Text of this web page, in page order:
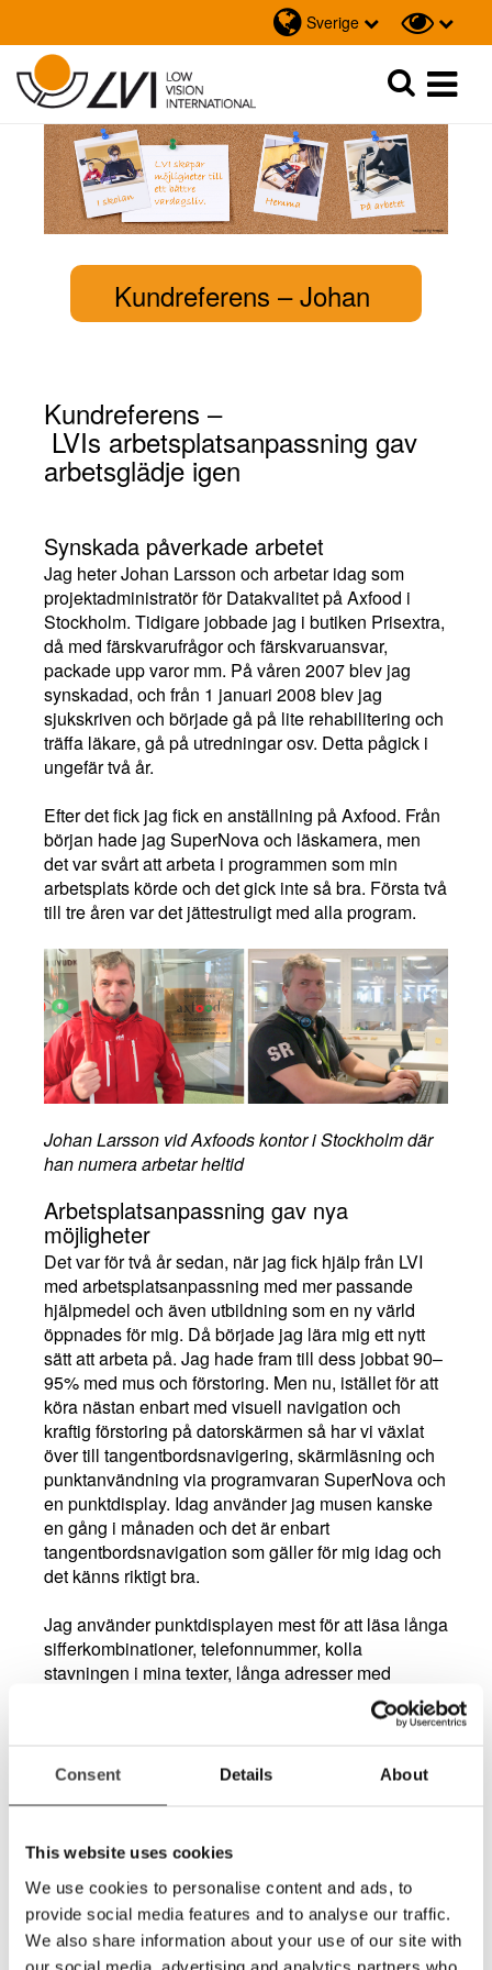
Consent Details About
This website uses cookies
We use cookies to personalise content and ads, to
provide social media features and to analyse our traffic.
We also share information about your use of our site with
our social media, advertising and analytics partners who
Sverige
Sök
Kundreferens – Johan
Kundreferens –
LVIs arbetsplatsanpassning gav
arbetsglädje igen
Synskada påverkade arbetet
Jag heter Johan Larsson och arbetar idag som
projektadministratör för Datakvalitet på Axfood i
Stockholm. Tidigare jobbade jag i butiken Prisextra,
då med färskvarufrågor och färskvaruansvar,
packade upp varor mm. På våren 2007 blev jag
synskadad, och från 1 januari 2008 blev jag
sjukskriven och började gå på lite rehabilitering och
träffa läkare, gå på utredningar osv. Detta pågick i
ungefär två år.
Efter det fick jag fick en anställning på Axfood. Från
början hade jag SuperNova och läskamera, men
det var svårt att arbeta i programmen som min
arbetsplats körde och det gick inte så bra. Första två
till tre åren var det jättestruligt med alla program.
Johan Larsson vid Axfoods kontor i Stockholm där
han numera arbetar heltid
Arbetsplatsanpassning gav nya
möjligheter
Det var för två år sedan, när jag fick hjälp från LVI
med arbetsplatsanpassning med mer passande
hjälpmedel och även utbildning som en ny värld
öppnades för mig. Då började jag lära mig ett nytt
sätt att arbeta på. Jag hade fram till dess jobbat 90–
95% med mus och förstoring. Men nu, istället för att
köra nästan enbart med visuell navigation och
kraftig förstoring på datorskärmen så har vi växlat
över till tangentbordsnavigering, skärmläsning och
punktanvändning via programvaran SuperNova och
en punktdisplay. Idag använder jag musen kanske
en gång i månaden och det är enbart
tangentbordsnavigation som gäller för mig idag och
det känns riktigt bra.
Jag använder punktdisplayen mest för att läsa långa
sifferkombinationer, telefonnummer, kolla
stavningen i mina texter, långa adresser med
postnummer osv. Det är väldigt praktiskt att kunna
läsa sådan information på punktdisplayen när jag
komma ihåg allt. Punktdisplayen blev en positiv
iPhone. Jag har fått ett externt tangentbord till den
och fått träning i hantering av den inbyggda
skärmläsaren VoiceOver. Förutom att den används
som en vanlig telefon så använder jag den också
som anteckningshjälpmedel, exempelvis på möten.